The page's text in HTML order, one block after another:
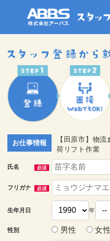
お仕事情報
【田原市】物
荷リフト作業
氏名 必須
フリガナ 必須
生年月日 年
性別 男性 女性